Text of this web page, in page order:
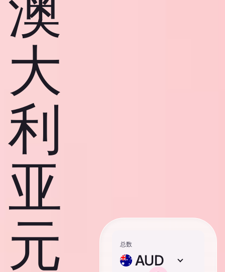
大
利
亚
元
总数
AUD